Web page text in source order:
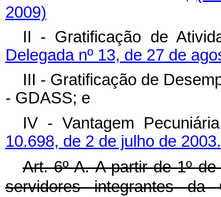
2009)
II - Gratificação de
Delegada nº 13, de 27 de
III - Gratificação de
- GDASS; e
IV - Vantagem
10.698, de 2 de julho de 2003.
Art. 6º-A.A partir de 1º
servidores integrantes